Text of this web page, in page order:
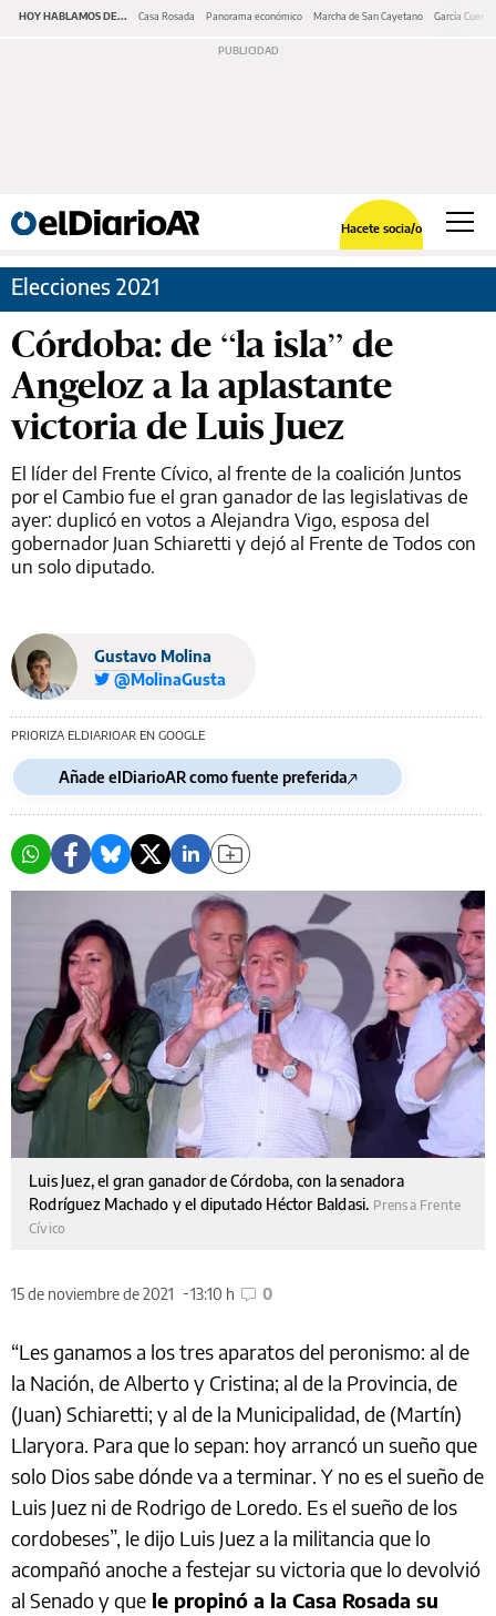
HOY HABLAMOS DE... Casa Rosada Panorama económico Marcha de San Cayetano García Cuerva
Hacete socia/o
Elecciones 2021
Córdoba: de “la isla” de
Angeloz a la aplastante
victoria de Luis Juez
El líder del Frente Cívico, al frente de la coalición Juntos
por el Cambio fue el gran ganador de las legislativas de
ayer: duplicó en votos a Alejandra Vigo, esposa del
gobernador Juan Schiaretti y dejó al Frente de Todos con
un solo diputado.
Gustavo Molina
@MolinaGusta
PRIORIZA ELDIARIOAR EN GOOGLE
Añade elDiarioAR como fuente preferida
Luis Juez, el gran ganador de Córdoba, con la senadora
Rodríguez Machado y el diputado Héctor Baldasi. Prensa Frente
Cívico
15 de noviembre de 2021 13:10 h 0
“Les ganamos a los tres aparatos del peronismo: al de
la Nación, de Alberto y Cristina; al de la Provincia, de
(Juan) Schiaretti; y al de la Municipalidad, de (Martín)
Llaryora. Para que lo sepan: hoy arrancó un sueño que
solo Dios sabe dónde va a terminar. Y no es el sueño de
Luis Juez ni de Rodrigo de Loredo. Es el sueño de los
cordobeses”, le dijo Luis Juez a la militancia que lo
acompañó anoche a festejar su victoria que lo devolvió
al Senado y que le propinó a la Casa Rosada su